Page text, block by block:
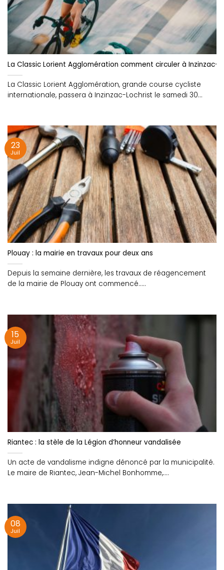
La Classic Lorient Agglomération comment circuler à Inzinzac-
La Classic Lorient Agglomération, grande course cycliste
internationale, passera à Inzinzac-Lochrist le samedi 30
Plouay : la mairie en travaux pour deux ans
Depuis la semaine dernière, les travaux de réagencement
de la mairie de Plouay ont commencé.....
23
Juil
Riantec : la stèle de la Légion d’honneur vandalisée
Un acte de vandalisme indigne dénoncé par la municipalité.
Le maire de Riantec, Jean-Michel Bonhomme,....
15
Juil
08
Juil